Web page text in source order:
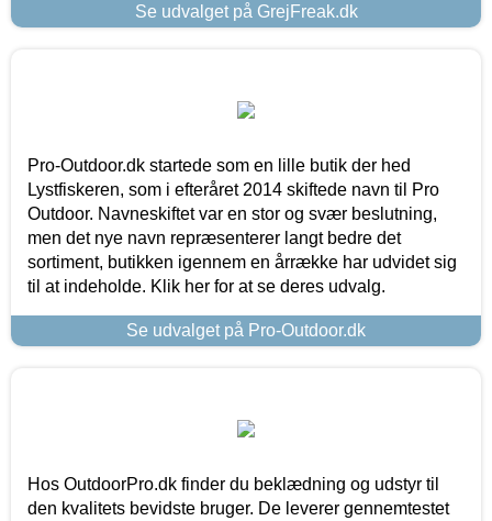
Se udvalget på GrejFreak.dk
Pro-Outdoor.dk startede som en lille butik der hed
Lystfiskeren, som i efteråret 2014 skiftede navn til Pro
Outdoor. Navneskiftet var en stor og svær beslutning,
men det nye navn repræsenterer langt bedre det
sortiment, butikken igennem en årrække har udvidet sig
til at indeholde. Klik her for at se deres udvalg.
Se udvalget på Pro-Outdoor.dk
Hos OutdoorPro.dk finder du beklædning og udstyr til
den kvalitets bevidste bruger. De leverer gennemtestet